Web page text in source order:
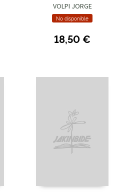
VOLPI JORGE
No disponible
18,50 €